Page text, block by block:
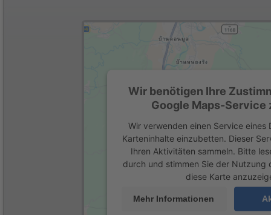
Wir benötigen Ihre
Google Maps-Service
Wir verwenden einen Service eines
Karteninhalte einzubetten. Dieser
Ihren Aktivitäten sammeln. Bitte
durch und stimmen Sie der Nutzung
diese Karte
Mehr Informationen